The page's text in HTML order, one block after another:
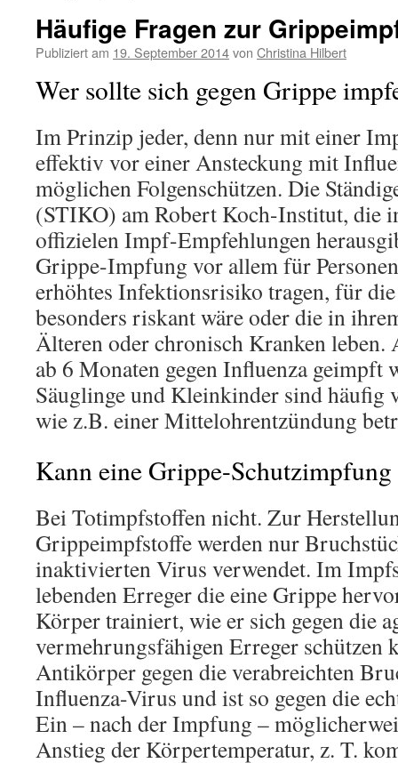
Häufige Fragen zur
Publiziert am 19. September 2014von Christina Hilbert
Wer sollte sich gegen Grippe
Im Prinzip jeder, denn nur mit einer
effektiv vor einer Ansteckung mit
möglichen Folgenschützen. Die
(STIKO) am Robert Koch-Institut, die
offizielen Impf-Empfehlungen
Grippe-Impfung vor allem für
erhöhtes Infektionsrisiko tragen, für
besonders riskant wäre oder die in
Älteren oder chronisch Kranken leben.
ab 6 Monaten gegen Influenza geimpft
Säuglinge und Kleinkinder sind häufig
wie z.B. einer Mittelohrentzündung
Kann eine Grippe-Schutzimpfung
Bei Totimpfstoffen nicht. Zur
Grippeimpfstoffe werden nur
inaktivierten Virus verwendet. Im
lebenden Erreger die eine Grippe
Körper trainiert, wie er sich gegen die
vermehrungsfähigen Erreger schützen
Antikörper gegen die verabreichten
Influenza-Virus und ist so gegen die
Ein – nach der Impfung –
Anstieg der Körpertemperatur, z. T.